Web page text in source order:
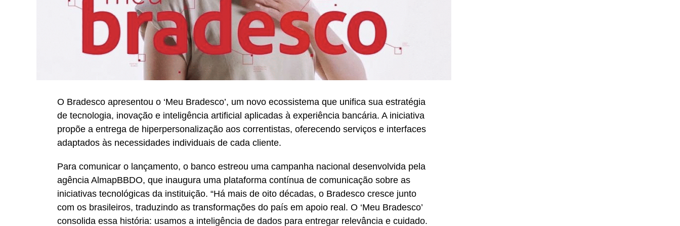
O Bradesco apresentou o ‘Meu Bradesco’, um novo ecossistema que unifica sua estratégia
de tecnologia, inovação e inteligência artificial aplicadas à experiência bancária. A iniciativa
propõe a entrega de hiperpersonalização aos correntistas, oferecendo serviços e interfaces
adaptados às necessidades individuais de cada cliente.
Para comunicar o lançamento, o banco estreou uma campanha nacional desenvolvida pela
agência AlmapBBDO, que inaugura uma plataforma contínua de comunicação sobre as
iniciativas tecnológicas da instituição. “Há mais de oito décadas, o Bradesco cresce junto
com os brasileiros, traduzindo as transformações do país em apoio real. O ‘Meu Bradesco’
consolida essa história: usamos a inteligência de dados para entregar relevância e cuidado.